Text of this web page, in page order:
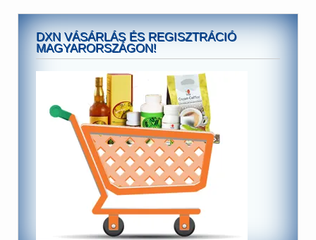
DXN VÁSÁRLÁS ÉS REGISZTRÁCIÓ
MAGYARORSZÁGON!